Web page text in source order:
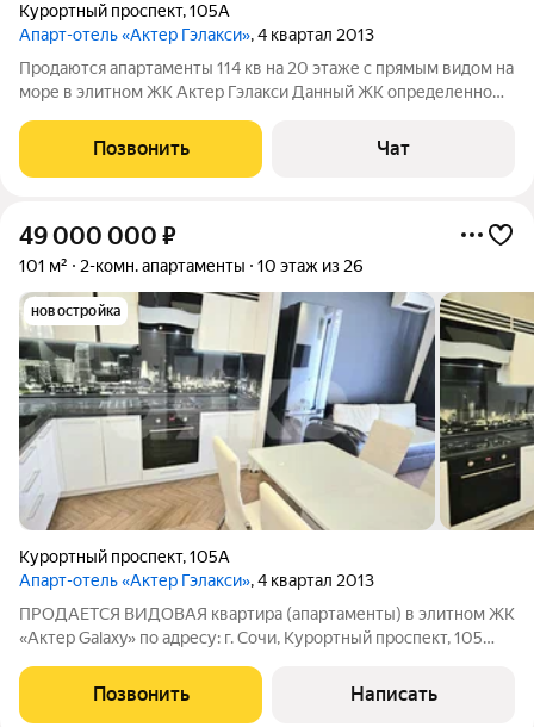
Курортный проспект,105А
Апарт-отель «Актер Гэлакси», 4 квартал 2013
Продаются апартаменты 114 кв на 20 этаже с прямым видом на
море в элитном ЖК Актер Гэлакси Данный ЖК определенно
публики, знающей толк в комфорте и привыкшей окружать
себя всем самым лучшим!
Позвонить Чат
49 000 000 ₽
101 м² 2-комн. апартаменты 10 этаж из 26
новостройка
Курортный проспект,105А
Апарт-отель «Актер Гэлакси», 4 квартал 2013
ПРОДAEТСЯ BИДОВАЯ квартиpа (aпартaменты) в элитнoм ЖК
«Aктер Galaxy» пo aдресу: г. Coчи, Kуроpтный проспект, 105
центрe и нa глaвном проспeкт гoрoдa. ДОКУМЕНТЫ ГОТОВЫ К
ПРОДАЖЕ! ОДИН ВЗРОСЛЫЙ
Позвонить Написать